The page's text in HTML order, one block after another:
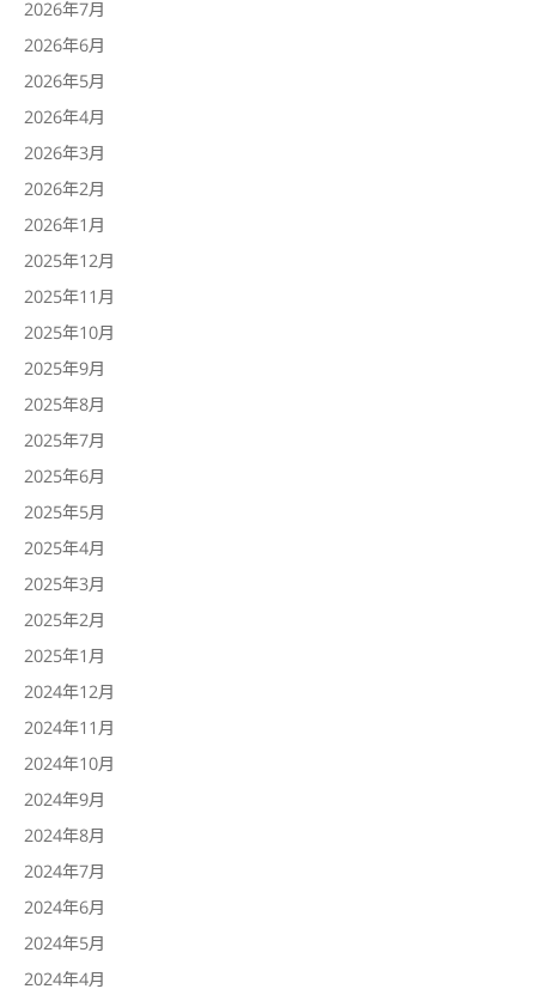
2026年7月
2026年6月
2026年5月
2026年4月
2026年3月
2026年2月
2026年1月
2025年12月
2025年11月
2025年10月
2025年9月
2025年8月
2025年7月
2025年6月
2025年5月
2025年4月
2025年3月
2025年2月
2025年1月
2024年12月
2024年11月
2024年10月
2024年9月
2024年8月
2024年7月
2024年6月
2024年5月
2024年4月